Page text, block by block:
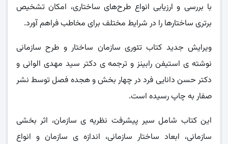
با بررسی و ارزیابی انواع طرح‌های ساختاری، امکان تشخیص
برتری ساختارها را در شرایط مختلف برای مخاطب فراهم آورد.
ویرایش جدید کتاب تئوری سازمان ساختار و طرح سازمانی
نوشته ی استیفن رابینز و ترجمه ی دکتر سید مهدی الوانی و
دکتر حسن دانایی فرد در چهار بخش و هجده فصل توسط نشر
صفار به چاپ رسیده است.
این کتاب شامل سیر پیشرفت نظریه ی سازمان، اثر بخشی
سازمانی، ابعاد ساختار سازمانی، اندازه ی سازمان و انواع